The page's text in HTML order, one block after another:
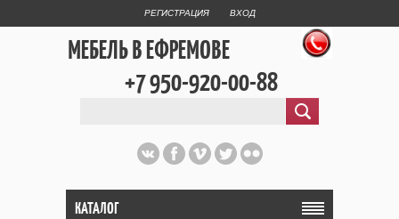
РЕГИСТРАЦИЯ ВХОД
МЕБЕЛЬ В ЕФРЕМОВЕ
+7 950-920-00-88
КАТАЛОГ